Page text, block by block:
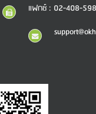
แฟกซ์ : 02-408-